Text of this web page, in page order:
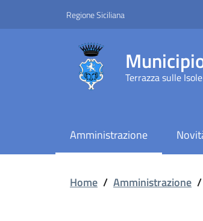
Regione Siciliana
Terrazza sulle
Amministrazione
Modulistica
Home / Amministrazione /